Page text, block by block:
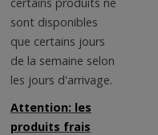
sont disponibles
que certains jours
de la semaine selon
les jours d'arrivage.
Attention: les
produits frais